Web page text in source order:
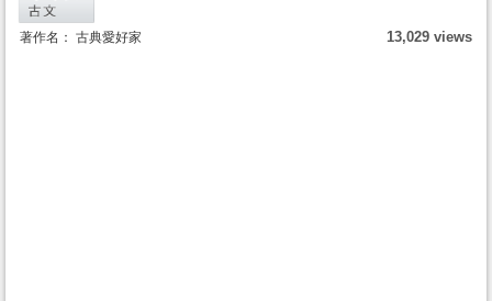
著作名： 古典愛好家 13,029 views